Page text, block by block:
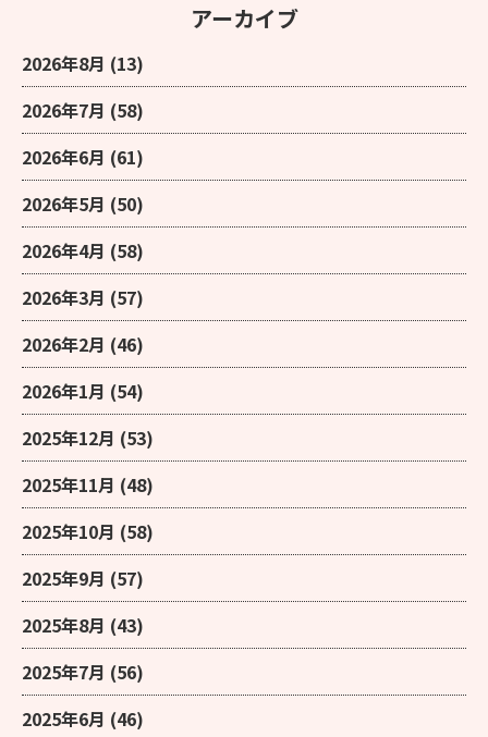
アーカイブ
2026年8月 (13)
2026年7月 (58)
2026年6月 (61)
2026年5月 (50)
2026年4月 (58)
2026年3月 (57)
2026年2月 (46)
2026年1月 (54)
2025年12月 (53)
2025年11月 (48)
2025年10月 (58)
2025年9月 (57)
2025年8月 (43)
2025年7月 (56)
2025年6月 (46)